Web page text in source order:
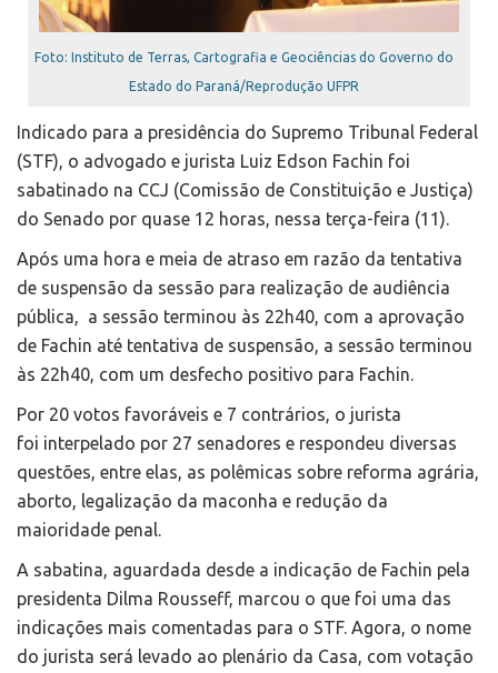
Foto: Instituto de Terras, Cartografia e Geociências do Governo do
Estado do Paraná/Reprodução UFPR
Indicado para a presidência do Supremo Tribunal Federal
(STF), o advogado e jurista Luiz Edson Fachin foi
sabatinado na CCJ (Comissão de Constituição e Justiça)
do Senado por quase 12 horas, nessa terça-feira (11).
Após uma hora e meia de atraso em razão da tentativa
de suspensão da sessão para realização de audiência
pública, a sessão terminou às 22h40, com a aprovação
de Fachin até tentativa de suspensão, a sessão terminou
às 22h40, com um desfecho positivo para Fachin.
Por 20 votos favoráveis e 7 contrários, o jurista
foi interpelado por 27 senadores e respondeu diversas
questões, entre elas, as polêmicas sobre reforma agrária,
aborto, legalização da maconha e redução da
maioridade penal.
A sabatina, aguardada desde a indicação de Fachin pela
presidenta Dilma Rousseff, marcou o que foi uma das
indicações mais comentadas para o STF. Agora, o nome
do jurista será levado ao plenário da Casa, com votação